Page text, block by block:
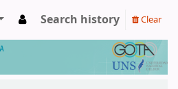
y Turismo
Search history Clear